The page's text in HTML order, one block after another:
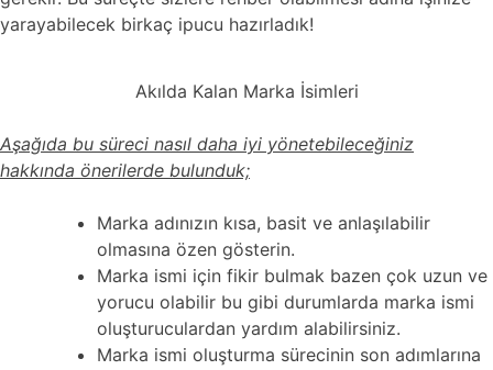
yarayabilecek birkaç ipucu hazırladık!
Akılda Kalan Marka İsimleri
Aşağıda bu süreci nasıl daha iyi yönetebileceğiniz
hakkında önerilerde bulunduk;
Marka adınızın kısa, basit ve anlaşılabilir
olmasına özen gösterin.
Marka ismi için fikir bulmak bazen çok uzun ve
yorucu olabilir bu gibi durumlarda marka ismi
oluşturuculardan yardım alabilirsiniz.
Marka ismi oluşturma sürecinin son adımlarına